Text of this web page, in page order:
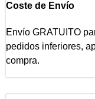
Coste de Envío
Envío GRATUITO
pedidos inferiores,
compra.